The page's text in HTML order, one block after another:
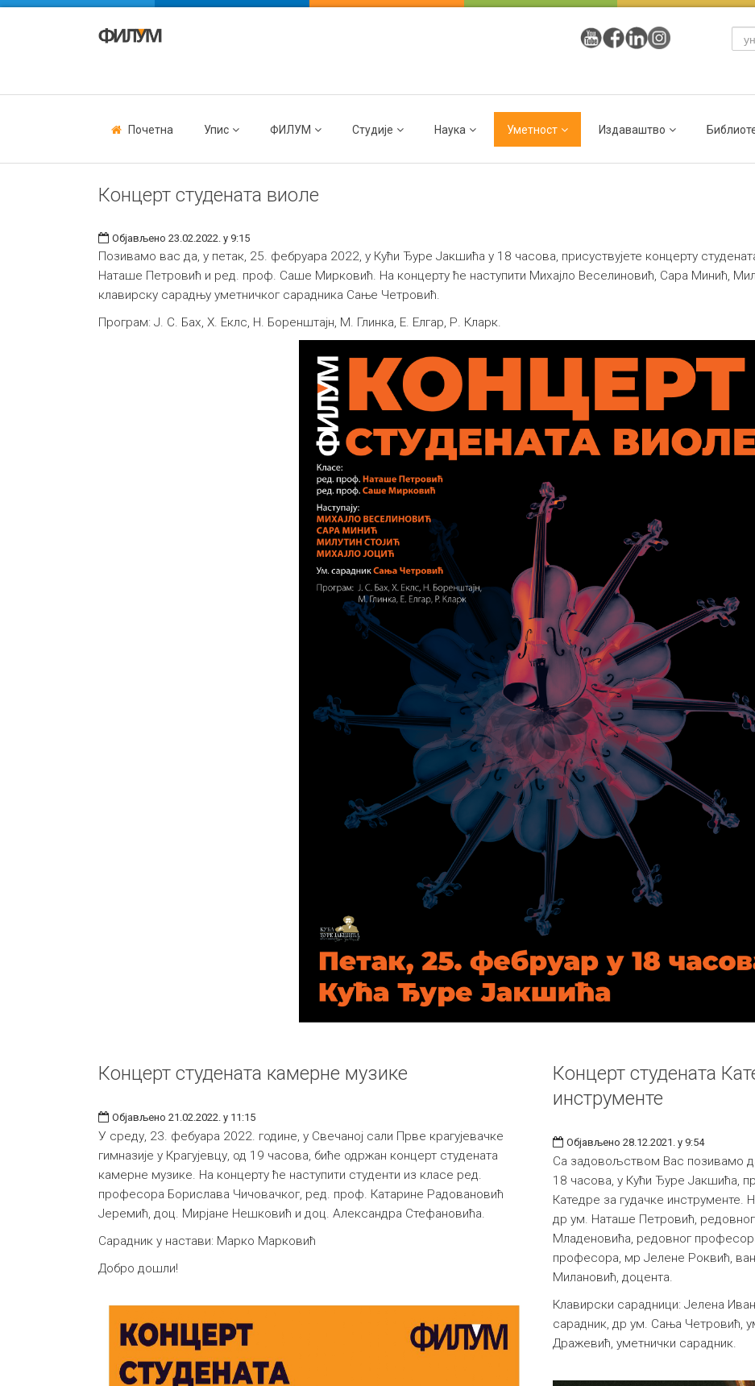
Почетна Упис ФИЛУМ Студије Наука Уметност Издаваштво
Концерт студената виоле
Објављено 23.02.2022. у 9:15
Позивамо вас да, у петак, 25. фебруара 2022, у Кући Ђуре Јакшића у 18 часова, присуствујете концерту
Наташе Петровић и ред. проф. Саше Мирковић. На концерту ће наступити Михајло Веселиновић, Сара Минић,
клавирску сарадњу уметничког сарадника Сање Четровић.
Програм: Ј. С. Бах, Х. Еклс, Н. Боренштајн, М. Глинка, Е. Елгар, Р. Кларк.
Концерт студената камерне музике
Објављено 21.02.2022. у 11:15
У среду, 23. фебуара 2022. године, у Свечаној сали Прве крагујевачке
гимназије у Крагујевцу, од 19 часова, биће одржан концерт студената
камерне музике. На концерту ће наступити студенти из класе ред.
професора Борислава Чичовачког, ред. проф. Катарине Радовановић
Јеремић, доц. Мирјане Нешковић и доц. Александра Стефановића.
Сарадник у настави: Марко Марковић
Добро дошли!
Концерт студената
инструменте
Објављено 28.12.2021. у 9:54
Са задовољством Вас позивамо
18 часова, у Кући Ђуре Јакшића,
Катедре за гудачке инструменте.
др ум. Наташе Петровић,
Младеновића, редовног
професора, мр Јелене Роквић,
Милановић, доцента.
Клавирски сарадници: Јелена
сарадник, др ум. Сања Четровић,
Дражевић, уметнички сарадник.